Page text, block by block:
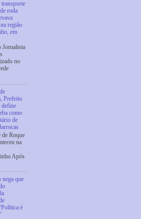
roda
região
em
Jornalista
no
Prefeito
como
de
de Roque
na
Após
nega que
é